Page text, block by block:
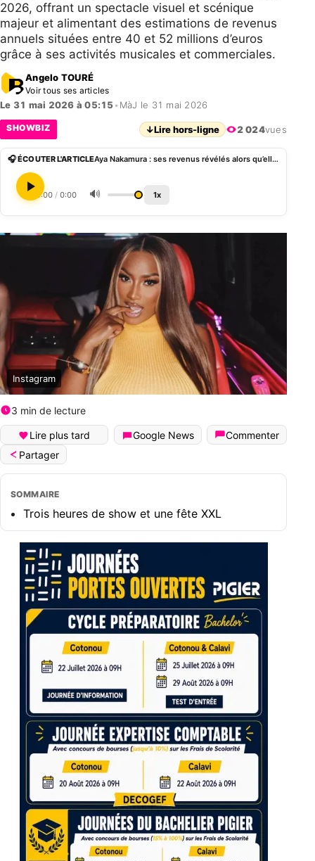
2026, offrant un spectacle visuel et scénique
majeur et alimentant des estimations de revenus
annuels situées entre 40 et 52 millions d’euros
grâce à ses activités musicales et commerciales.
Angelo TOURÉ
Voir tous ses articles
Le 31 mai 2026 à 05:15 • MàJ le 31 mai 2026
SHOWBIZ ↓Lire hors-ligne 2 024vues
🎧 ÉCOUTER L'ARTICLE Aya Nakamura : ses revenus révélés alors qu’elle se produit au Stade de France
0:00 / 0:00 🔊 1x
Instagram
3 min de lecture
Lire plus tard Google News
Commenter
Partager
SOMMAIRE
Trois heures de show et une fête XXL